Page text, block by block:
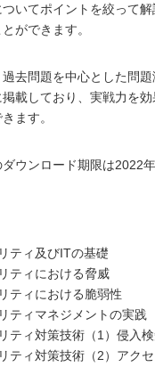
いてポイントを絞って解
ができます。
去問題を中心とした問題
載しており、実戦力を効
ます。
ウンロード期限は2022
ティ及びITの基礎
ティにおける脅威
ィにおける脆弱性
ィマネジメントの実践
ィ対策技術（1）侵入
ィ対策技術（2）アク